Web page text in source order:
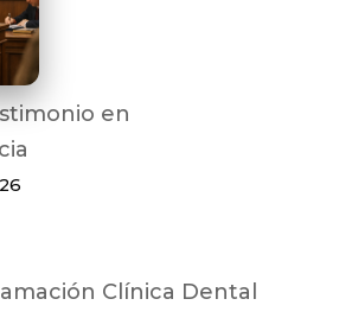
en
Clínica Dental